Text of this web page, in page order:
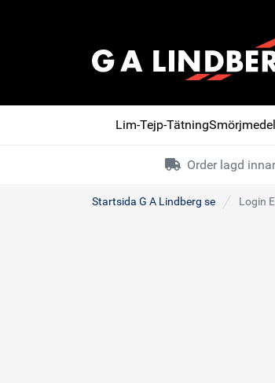
Lim-Tejp-TätningSmörjmedel
Order lagd
Startsida G A Lindberg se Login